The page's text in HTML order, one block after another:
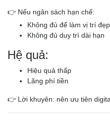
👉 Nếu ngân sách hạn chế:
Không đủ để làm vị trí đẹp
Không đủ duy trì dài hạn
Hệ quả:
Hiệu quả thấp
Lãng phí tiền
👉 Lời khuyên: nên ưu tiên